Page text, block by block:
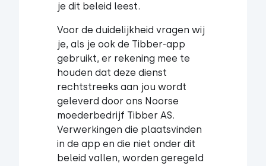
je dit beleid leest.
Voor de duidelijkheid vragen wij
je, als je ook de Tibber-app
gebruikt, er rekening mee te
houden dat deze dienst
rechtstreeks aan jou wordt
geleverd door ons Noorse
moederbedrijf Tibber AS.
Verwerkingen die plaatsvinden
in de app en die niet onder dit
beleid vallen, worden geregeld